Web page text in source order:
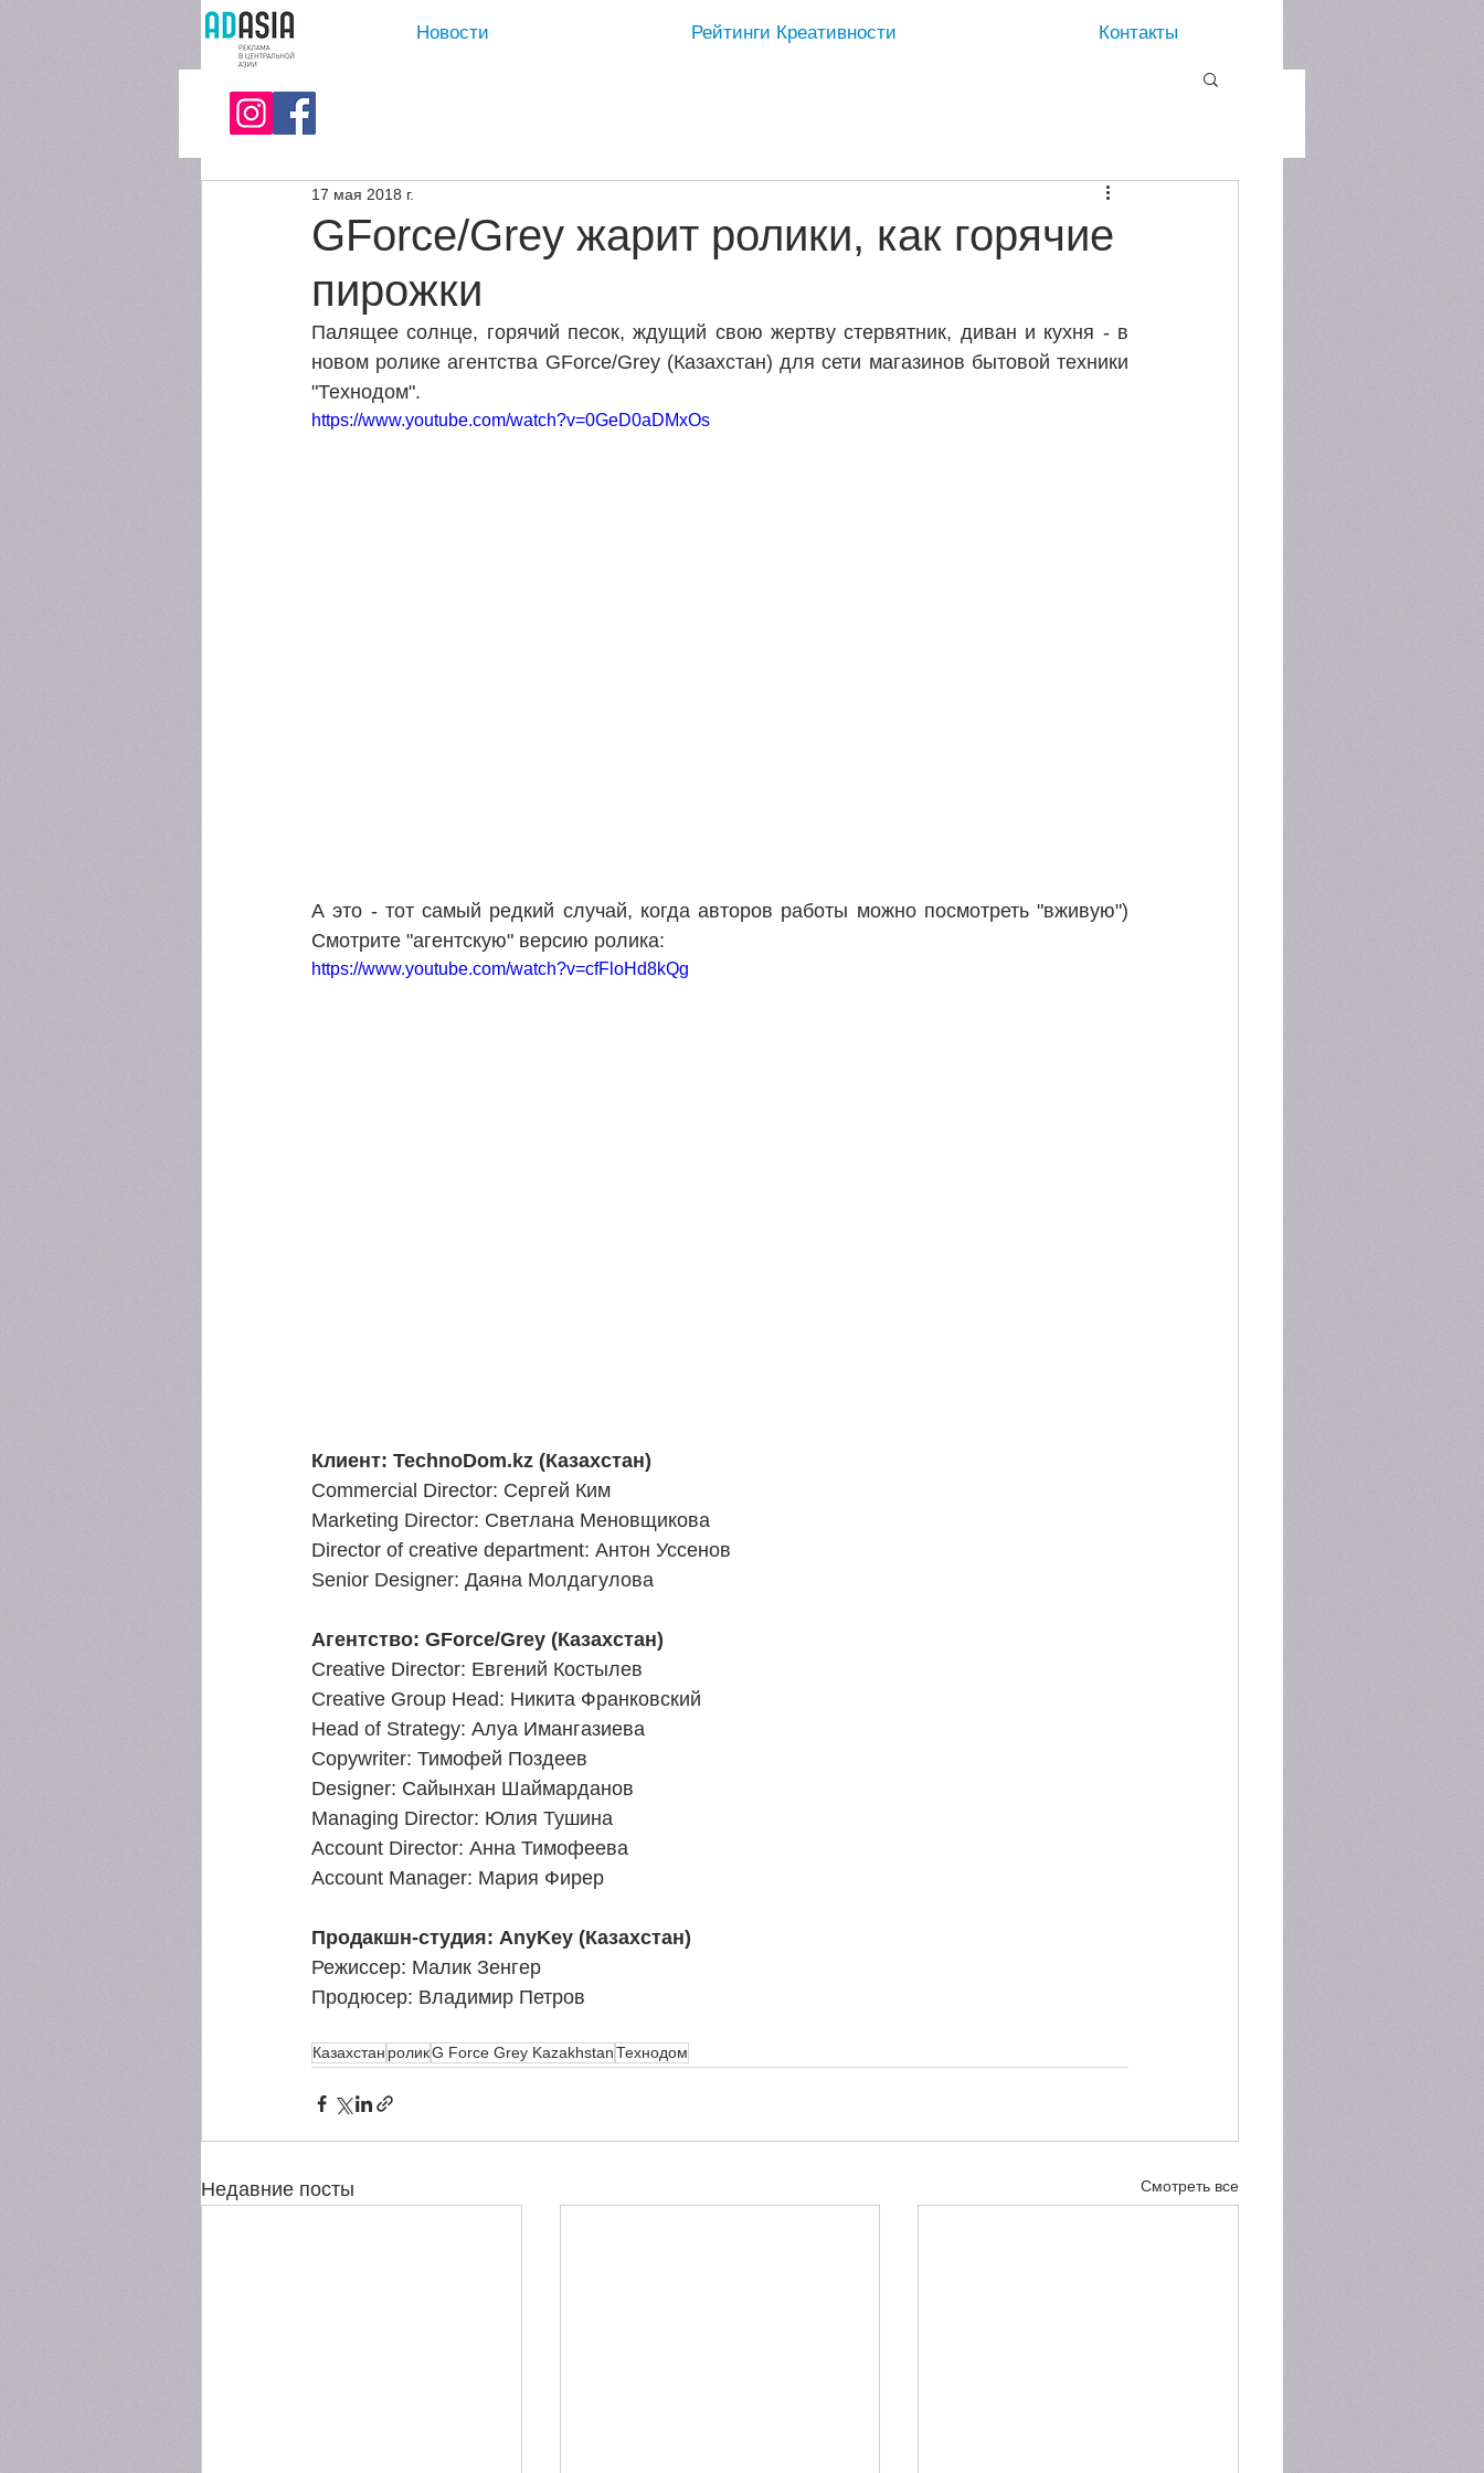
Новости Рейтинги Креативности Контакты
GForce/Grey жарит ролики, как горячие
пирожки
17 мая 2018 г.
Палящее солнце, горячий песок, ждущий свою жертву стервятник, диван и кухня - в
новом ролике агентства GForce/Grey (Казахстан) для сети магазинов бытовой техники
"Технодом".
https://www.youtube.com/watch?v=0GeD0aDMxOs
А это - тот самый редкий случай, когда авторов работы можно посмотреть "вживую")
Смотрите "агентскую" версию ролика:
https://www.youtube.com/watch?v=cfFloHd8kQg
Клиент: TechnoDom.kz (Казахстан)
Commercial Director: Сергей Ким
Marketing Director: Светлана Меновщикова
Director of creative department: Антон Уссенов
Senior Designer: Даяна Молдагулова
Агентство: GForce/Grey (Казахстан)
Creative Director: Евгений Костылев
Creative Group Head: Никита Франковский
Head of Strategy: Алуа Имангазиева
Copywriter: Тимофей Поздеев
Designer: Сайынхан Шаймарданов
Managing Director: Юлия Тушина
Account Director: Анна Тимофеева
Account Manager: Мария Фирер
Продакшн-студия: AnyKey (Казахстан)
Режиссер: Малик Зенгер
Продюсер: Владимир Петров
Казахстан роликG Force Grey KazakhstanТехнодом
Недавние посты Смотреть все